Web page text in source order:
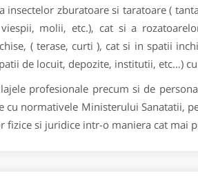
insectelor zburatoare si taratoare (
molii, etc.), cat si a
( terase, curti ), cat si in spatii
de locuit, depozite, institutii, etc…)
profesionale precum si de
normativele Ministerului Sanatatii,
fizice si juridice intr-o maniera cat mai